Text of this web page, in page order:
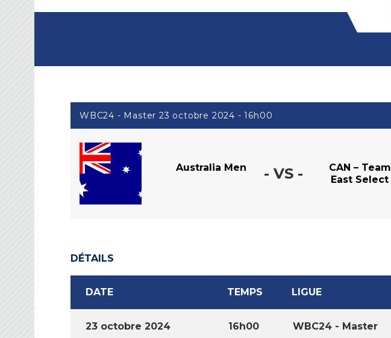
WBC24 - Master 23 octobre 2024 - 16h00
Australia Men - VS -
CAN – Team
East Select
DÉTAILS
DATE TEMPS LIGUE
23 octobre 2024 16h00 WBC24 - Master